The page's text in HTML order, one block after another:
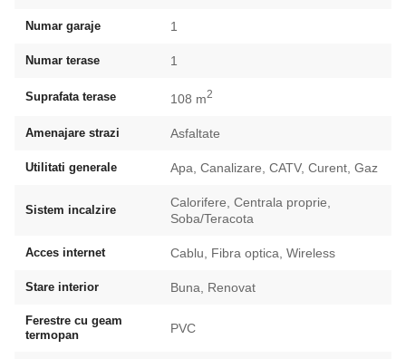
Numar garaje 1
Numar terase 1
Suprafata terase 108 m2
Amenajare strazi Asfaltate
Utilitati generale Apa, Canalizare, CATV, Curent, Gaz
Sistem incalzire
Calorifere, Centrala proprie,
Soba/Teracota
Acces internet Cablu, Fibra optica, Wireless
Stare interior Buna, Renovat
Ferestre cu geam
termopan
PVC